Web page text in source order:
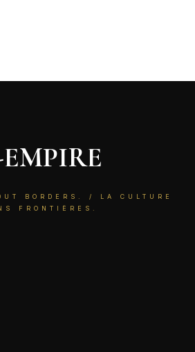
BORDERS. / LA CULTURE
FRONTIÈRES.